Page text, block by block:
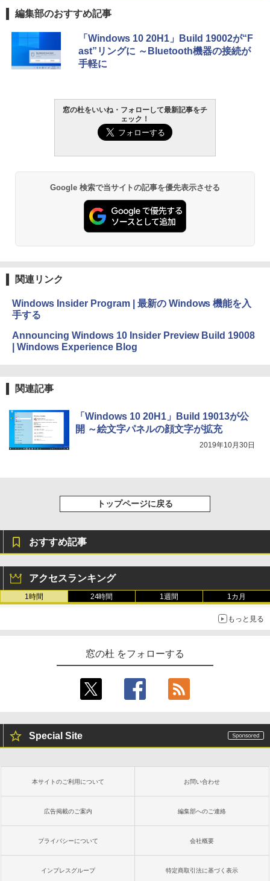
VWK3E15W_AZ
￥120,000
Amazon Kindle Paperwhite (16GB) 7イ
ンチディスプレイ、色調調節ライト、12
週間持続バッテリー、広告なし、ブラッ
ク
Amazon Kindle - 目に優しい、かさばら
ない、大きな画面で読みやすい、6週間持
続バッテリー、6インチディスプレイ電子
￥19,980
Kindle Paperwhite シグニチャーエディ
ション (32GB) 7インチディスプレイ、明
イ、色調調節ライト、最大8週間持続バッ
テリー、広告無し、ブラック (2025年発
New Amazon Kindle Scribe Colorsoft |
11インチカラーディスプレイ、64GBスト
レージ、ノート機能搭載、明るさ自動調
整、色調調節ライト、プレミアムペン付
編集部のおすすめ記事
「Windows 10 20H1」Build 19002が“F
ast”リングに ～Bluetooth機器の接続が
手軽に
窓の杜をいいね・フォローして最新記事をチ
ェック！
Google 検索で当サイトの記事を優先表示させる
関連リンク
Windows Insider Program | 最新の Windows 機能を入
手する
Announcing Windows 10 Insider Preview Build 19008
| Windows Experience Blog
関連記事
「Windows 10 20H1」Build 19013が公
開 ～絵文字パネルの顔文字が拡充
2019年10月30日
トップページに戻る
おすすめ記事
アクセスランキング
1時間 24時間 1週間 1カ月
もっと見る
窓の杜 をフォローする
Special Site
本サイトのご利用について お問い合わせ
広告掲載のご案内 編集部へのご連絡
プライバシーについて 会社概要
インプレスグループ 特定商取引法に基づく表示